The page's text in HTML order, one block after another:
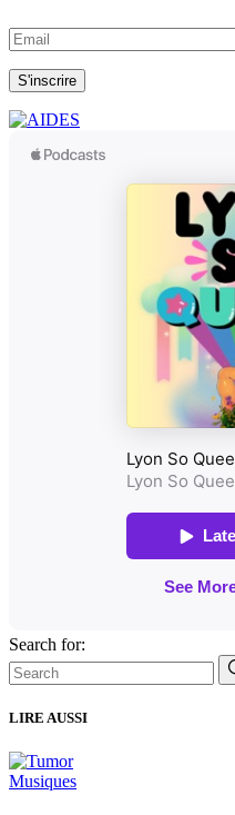
S'inscrire
Search for:
LIRE AUSSI
Musiques